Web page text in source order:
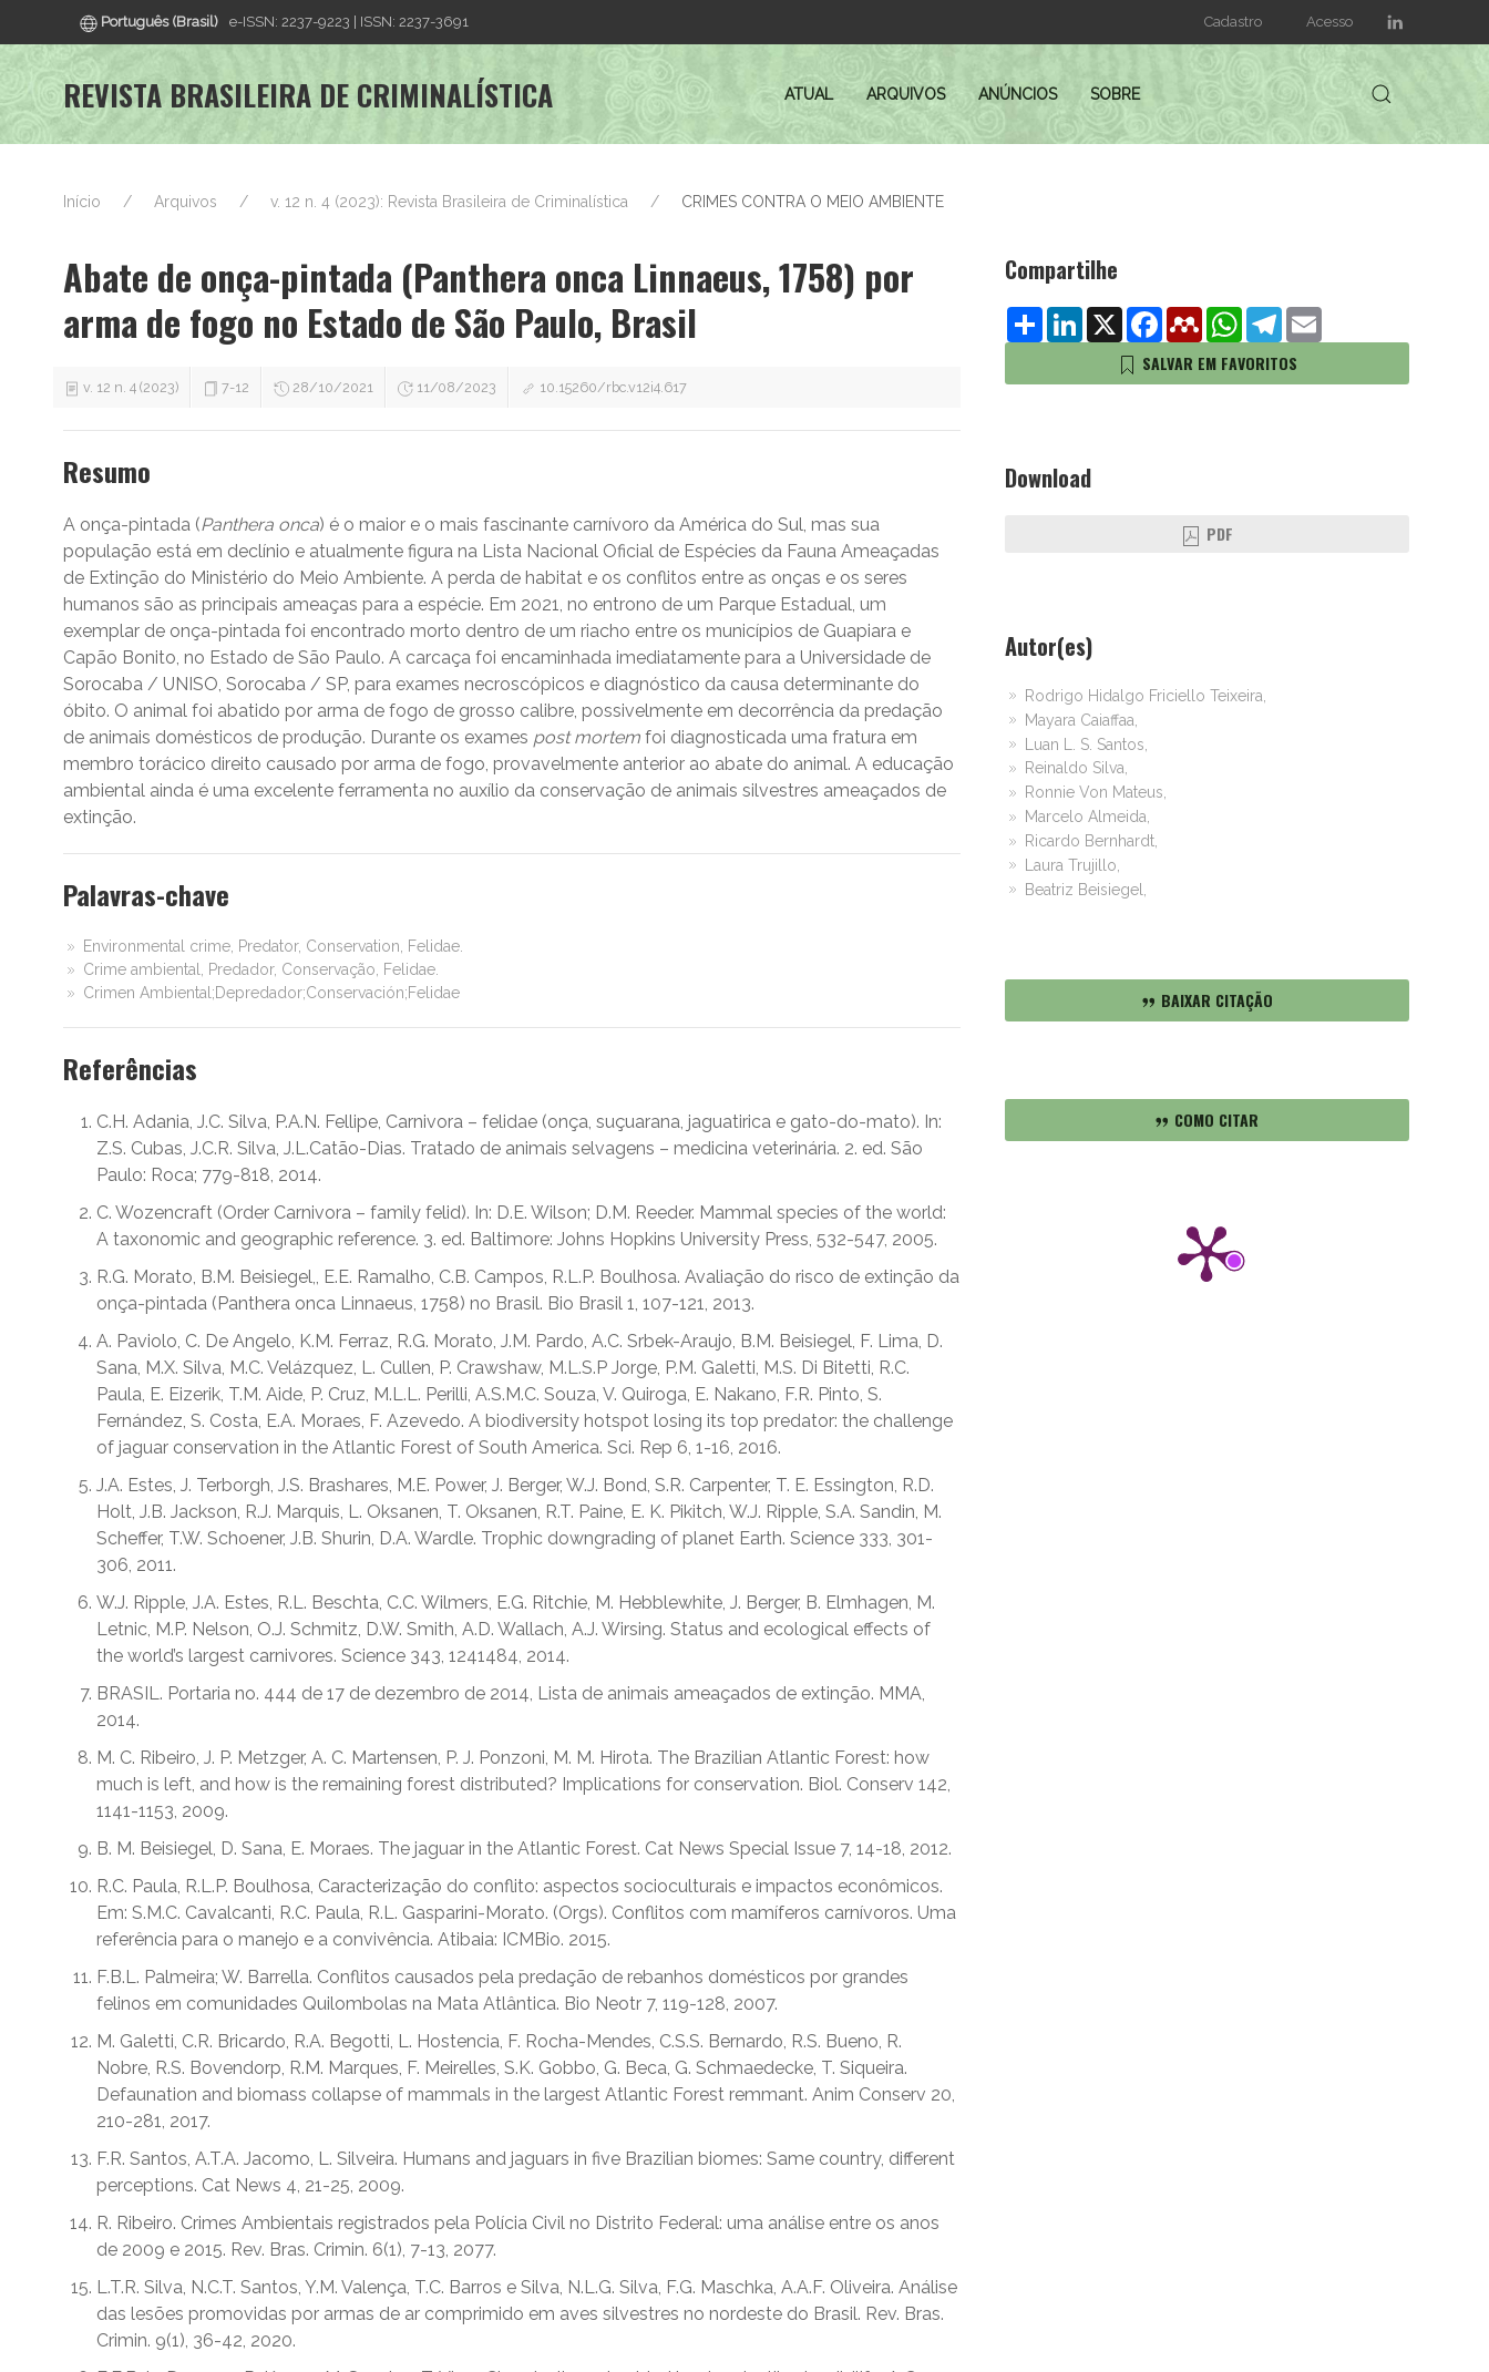
Português (Brasil) e-ISSN: 2237-9223 | ISSN: 2237-3691 Cadastro Acesso
REVISTA BRASILEIRA DE CRIMINALÍSTICA ATUAL ARQUIVOS ANÚNCIOS SOBRE
Início Arquivos v. 12 n. 4 (2023): Revista Brasileira de Criminalística CRIMES CONTRA O MEIO AMBIENTE
Abate de onça-pintada (Panthera onca Linnaeus, 1758) por
arma de fogo no Estado de São Paulo, Brasil
v. 12 n. 4 (2023) 7-12 28/10/2021 11/08/2023 10.15260/rbc.v12i4.617
Resumo
A onça-pintada (Panthera onca) é o maior e o mais fascinante carnívoro da América do Sul, mas sua
população está em declínio e atualmente figura na Lista Nacional Oficial de Espécies da Fauna Ameaçadas
de Extinção do Ministério do Meio Ambiente. A perda de habitat e os conflitos entre as onças e os seres
humanos são as principais ameaças para a espécie. Em 2021, no entrono de um Parque Estadual, um
exemplar de onça-pintada foi encontrado morto dentro de um riacho entre os municípios de Guapiara e
Capão Bonito, no Estado de São Paulo. A carcaça foi encaminhada imediatamente para a Universidade de
Sorocaba / UNISO, Sorocaba / SP, para exames necroscópicos e diagnóstico da causa determinante do
óbito. O animal foi abatido por arma de fogo de grosso calibre, possivelmente em decorrência da predação
de animais domésticos de produção. Durante os exames post mortem foi diagnosticada uma fratura em
membro torácico direito causado por arma de fogo, provavelmente anterior ao abate do animal. A educação
ambiental ainda é uma excelente ferramenta no auxílio da conservação de animais silvestres ameaçados de
extinção.
Palavras-chave
Environmental crime, Predator, Conservation, Felidae.
Crime ambiental, Predador, Conservação, Felidae.
Crimen Ambiental;Depredador;Conservación;Felidae
Referências
C.H. Adania, J.C. Silva, P.A.N. Fellipe, Carnivora – felidae (onça, suçuarana, jaguatirica e gato-do-mato). In:
Z.S. Cubas, J.C.R. Silva, J.L.Catão-Dias. Tratado de animais selvagens – medicina veterinária. 2. ed. São
Paulo: Roca; 779-818, 2014.
C. Wozencraft (Order Carnivora – family felid). In: D.E. Wilson; D.M. Reeder. Mammal species of the world:
A taxonomic and geographic reference. 3. ed. Baltimore: Johns Hopkins University Press, 532-547, 2005.
R.G. Morato, B.M. Beisiegel,, E.E. Ramalho, C.B. Campos, R.L.P. Boulhosa. Avaliação do risco de extinção da
onça-pintada (Panthera onca Linnaeus, 1758) no Brasil. Bio Brasil 1, 107-121, 2013.
A. Paviolo, C. De Angelo, K.M. Ferraz, R.G. Morato, J.M. Pardo, A.C. Srbek-Araujo, B.M. Beisiegel, F. Lima, D.
Sana, M.X. Silva, M.C. Velázquez, L. Cullen, P. Crawshaw, M.L.S.P Jorge, P.M. Galetti, M.S. Di Bitetti, R.C.
Paula, E. Eizerik, T.M. Aide, P. Cruz, M.L.L. Perilli, A.S.M.C. Souza, V. Quiroga, E. Nakano, F.R. Pinto, S.
Fernández, S. Costa, E.A. Moraes, F. Azevedo. A biodiversity hotspot losing its top predator: the challenge
of jaguar conservation in the Atlantic Forest of South America. Sci. Rep 6, 1-16, 2016.
J.A. Estes, J. Terborgh, J.S. Brashares, M.E. Power, J. Berger, W.J. Bond, S.R. Carpenter, T. E. Essington, R.D.
Holt, J.B. Jackson, R.J. Marquis, L. Oksanen, T. Oksanen, R.T. Paine, E. K. Pikitch, W.J. Ripple, S.A. Sandin, M.
Scheffer, T.W. Schoener, J.B. Shurin, D.A. Wardle. Trophic downgrading of planet Earth. Science 333, 301-
306, 2011.
W.J. Ripple, J.A. Estes, R.L. Beschta, C.C. Wilmers, E.G. Ritchie, M. Hebblewhite, J. Berger, B. Elmhagen, M.
Letnic, M.P. Nelson, O.J. Schmitz, D.W. Smith, A.D. Wallach, A.J. Wirsing. Status and ecological effects of
the world’s largest carnivores. Science 343, 1241484, 2014.
BRASIL. Portaria no. 444 de 17 de dezembro de 2014, Lista de animais ameaçados de extinção. MMA,
2014.
M. C. Ribeiro, J. P. Metzger, A. C. Martensen, P. J. Ponzoni, M. M. Hirota. The Brazilian Atlantic Forest: how
much is left, and how is the remaining forest distributed? Implications for conservation. Biol. Conserv 142,
1141-1153, 2009.
B. M. Beisiegel, D. Sana, E. Moraes. The jaguar in the Atlantic Forest. Cat News Special Issue 7, 14-18, 2012.
R.C. Paula, R.L.P. Boulhosa, Caracterização do conflito: aspectos socioculturais e impactos econômicos.
Em: S.M.C. Cavalcanti, R.C. Paula, R.L. Gasparini-Morato. (Orgs). Conflitos com mamíferos carnívoros. Uma
referência para o manejo e a convivência. Atibaia: ICMBio. 2015.
F.B.L. Palmeira; W. Barrella. Conflitos causados pela predação de rebanhos domésticos por grandes
felinos em comunidades Quilombolas na Mata Atlântica. Bio Neotr 7, 119-128, 2007.
M. Galetti, C.R. Bricardo, R.A. Begotti, L. Hostencia, F. Rocha-Mendes, C.S.S. Bernardo, R.S. Bueno, R.
Nobre, R.S. Bovendorp, R.M. Marques, F. Meirelles, S.K. Gobbo, G. Beca, G. Schmaedecke, T. Siqueira.
Defaunation and biomass collapse of mammals in the largest Atlantic Forest remmant. Anim Conserv 20,
210-281, 2017.
F.R. Santos, A.T.A. Jacomo, L. Silveira. Humans and jaguars in five Brazilian biomes: Same country, different
perceptions. Cat News 4, 21-25, 2009.
R. Ribeiro. Crimes Ambientais registrados pela Polícia Civil no Distrito Federal: uma análise entre os anos
de 2009 e 2015. Rev. Bras. Crimin. 6(1), 7-13, 2077.
L.T.R. Silva, N.C.T. Santos, Y.M. Valença, T.C. Barros e Silva, N.L.G. Silva, F.G. Maschka, A.A.F. Oliveira. Análise
das lesões promovidas por armas de ar comprimido em aves silvestres no nordeste do Brasil. Rev. Bras.
Crimin. 9(1), 36-42, 2020.
Compartilhe
ShareLinkedIn
X FacebookMendeleyWhatsApp
Telegram
Email
SALVAR EM FAVORITOS
Download
PDF
Autor(es)
Rodrigo Hidalgo Friciello Teixeira,
Mayara Caiaffaa,
Luan L. S. Santos,
Reinaldo Silva,
Ronnie Von Mateus,
Marcelo Almeida,
Ricardo Bernhardt,
Laura Trujillo,
Beatriz Beisiegel,
BAIXAR CITAÇÃO
COMO CITAR